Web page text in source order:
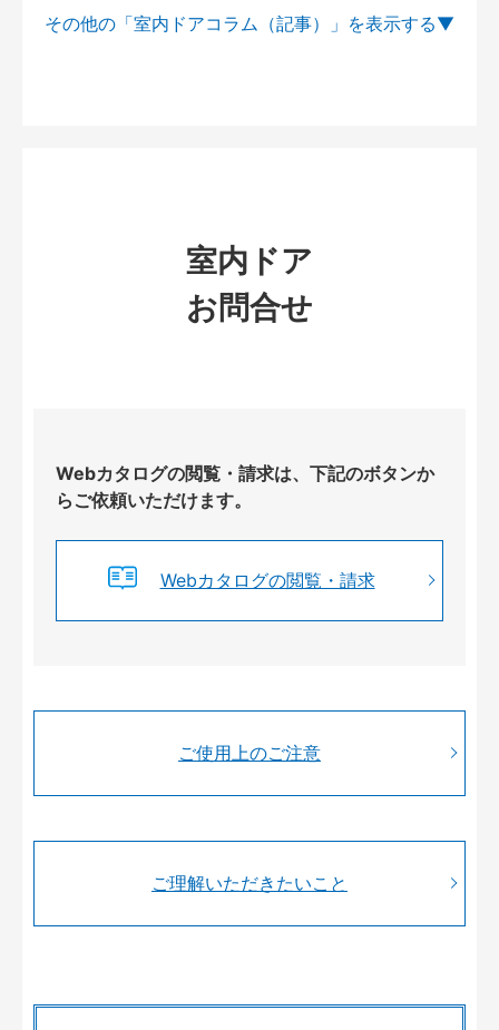
その他の「室内ドアコラム（記事）」を
室内ドア
お問合せ
Webカタログの閲覧・請求は、下記のボタンか
らご依頼いただけます。
Webカタログの閲覧・請求
ご使用上のご注意
ご理解いただきたいこと